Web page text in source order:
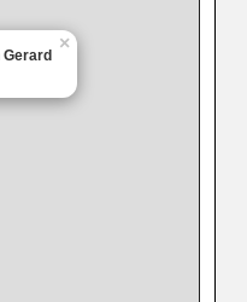
×